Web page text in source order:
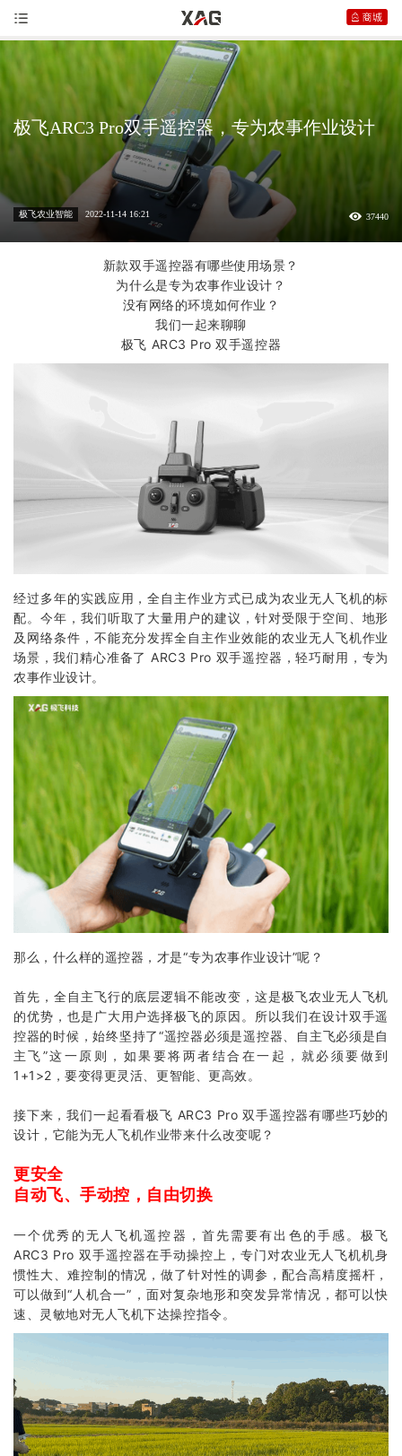
极飞ARC3 Pro双手遥控器，专为农事作业设计
极飞农业智能 2022-11-14 16:21 37440
新款双手遥控器有哪些使用场景？
为什么是专为农事作业设计？
没有网络的环境如何作业？
我们一起来聊聊
极飞 ARC3 Pro 双手遥控器
经过多年的实践应用，全自主作业方式已成为农业无人飞机的标
配。今年，我们听取了大量用户的建议，针对受限于空间、地形
及网络条件，不能充分发挥全自主作业效能的农业无人飞机作业
场景，我们精心准备了 ARC3 Pro 双手遥控器，轻巧耐用，专为
农事作业设计。
那么，什么样的遥控器，才是“专为农事作业设计”呢？
首先，全自主飞行的底层逻辑不能改变，这是极飞农业无人飞机
的优势，也是广大用户选择极飞的原因。所以我们在设计双手遥
控器的时候，始终坚持了“遥控器必须是遥控器、自主飞必须是自
主飞”这一原则，如果要将两者结合在一起，就必须要做到
1+1>2，要变得更灵活、更智能、更高效。
接下来，我们一起看看极飞 ARC3 Pro 双手遥控器有哪些巧妙的
设计，它能为无人飞机作业带来什么改变呢？
更安全
自动飞、手动控，自由切换
一个优秀的无人飞机遥控器，首先需要有出色的手感。极飞
ARC3 Pro 双手遥控器在手动操控上，专门对农业无人飞机机身
惯性大、难控制的情况，做了针对性的调参，配合高精度摇杆，
可以做到“人机合一”，面对复杂地形和突发异常情况，都可以快
速、灵敏地对无人飞机下达操控指令。